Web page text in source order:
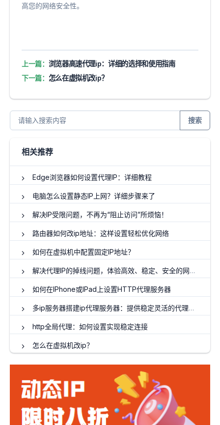
高您的网络安全性。
上一篇： 浏览器高速代理ip：详细的选择和使用指南
下一篇： 怎么在虚拟机改ip？
搜索
相关推荐
Edge浏览器如何设置代理IP：详细教程
电脑怎么设置静态IP上网？详细步骤来了
解决IP受限问题，不再为“阻止访问”所烦恼！
路由器如何改ip地址：这样设置轻松优化网络
如何在虚拟机中配置固定IP地址？
解决代理IP的掉线问题，体验高效、稳定、安全的网络！
如何在IPhone或IPad上设置HTTP代理服务器
多ip服务器搭建ip代理服务器：提供稳定灵活的代理服务
http全局代理：如何设置实现稳定连接
怎么在虚拟机改ip？